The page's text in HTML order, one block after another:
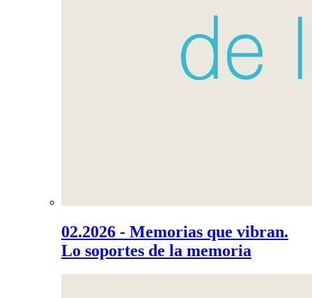
02.2026 - Memorias que vibran.
Lo soportes de la memoria